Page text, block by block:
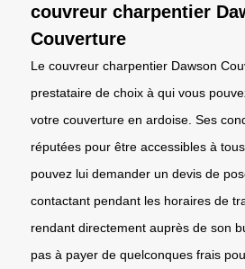
couvreur charpentier
Couverture
Le couvreur charpentier Dawson
prestataire de choix à qui vous
votre couverture en ardoise. Ses
réputées pour être accessibles à
pouvez lui demander un devis de
contactant pendant les horaires de
rendant directement auprès de son
pas à payer de quelconques frais